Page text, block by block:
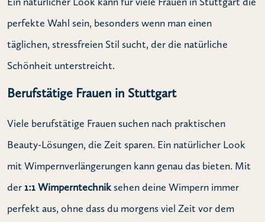
perfekte Wahl sein, besonders wenn man einen
täglichen, stressfreien Stil sucht, der die natürliche
Schönheit unterstreicht.
Berufstätige Frauen in Stuttgart
Viele berufstätige Frauen suchen nach praktischen
Beauty-Lösungen, die Zeit sparen. Ein natürlicher Look
mit Wimpernverlängerungen kann genau das bieten. Mit
der 1:1 Wimperntechniksehen deine Wimpern immer
perfekt aus, ohne dass du morgens viel Zeit vor dem